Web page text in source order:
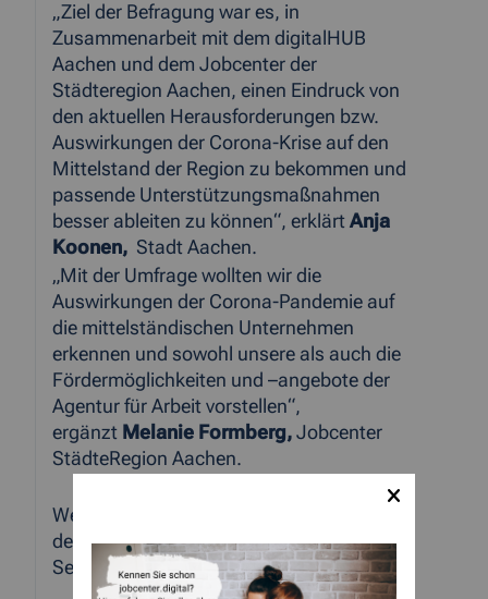
„Ziel der Befragung war es, in
Zusammenarbeit mit dem digitalHUB
Aachen und dem Jobcenter der
Städteregion Aachen, einen Eindruck von
den aktuellen Herausforderungen bzw.
Auswirkungen der Corona-Krise auf den
Mittelstand der Region zu bekommen und
passende Unterstützungsmaßnahmen
besser ableiten zu können“, erklärt Anja
Koonen, Stadt Aachen.
„Mit der Umfrage wollten wir die
Auswirkungen der Corona-Pandemie auf
die mittelständischen Unternehmen
erkennen und sowohl unsere als auch die
Fördermöglichkeiten und –angebote der
Agentur für Arbeit vorstellen“,
ergänzt Melanie Formberg, Jobcenter
StädteRegion Aachen.
Weitere Informationen und einen Link zu
den Gesamtergebnissen gibt es auf den
Seiten des
Digital Hub.